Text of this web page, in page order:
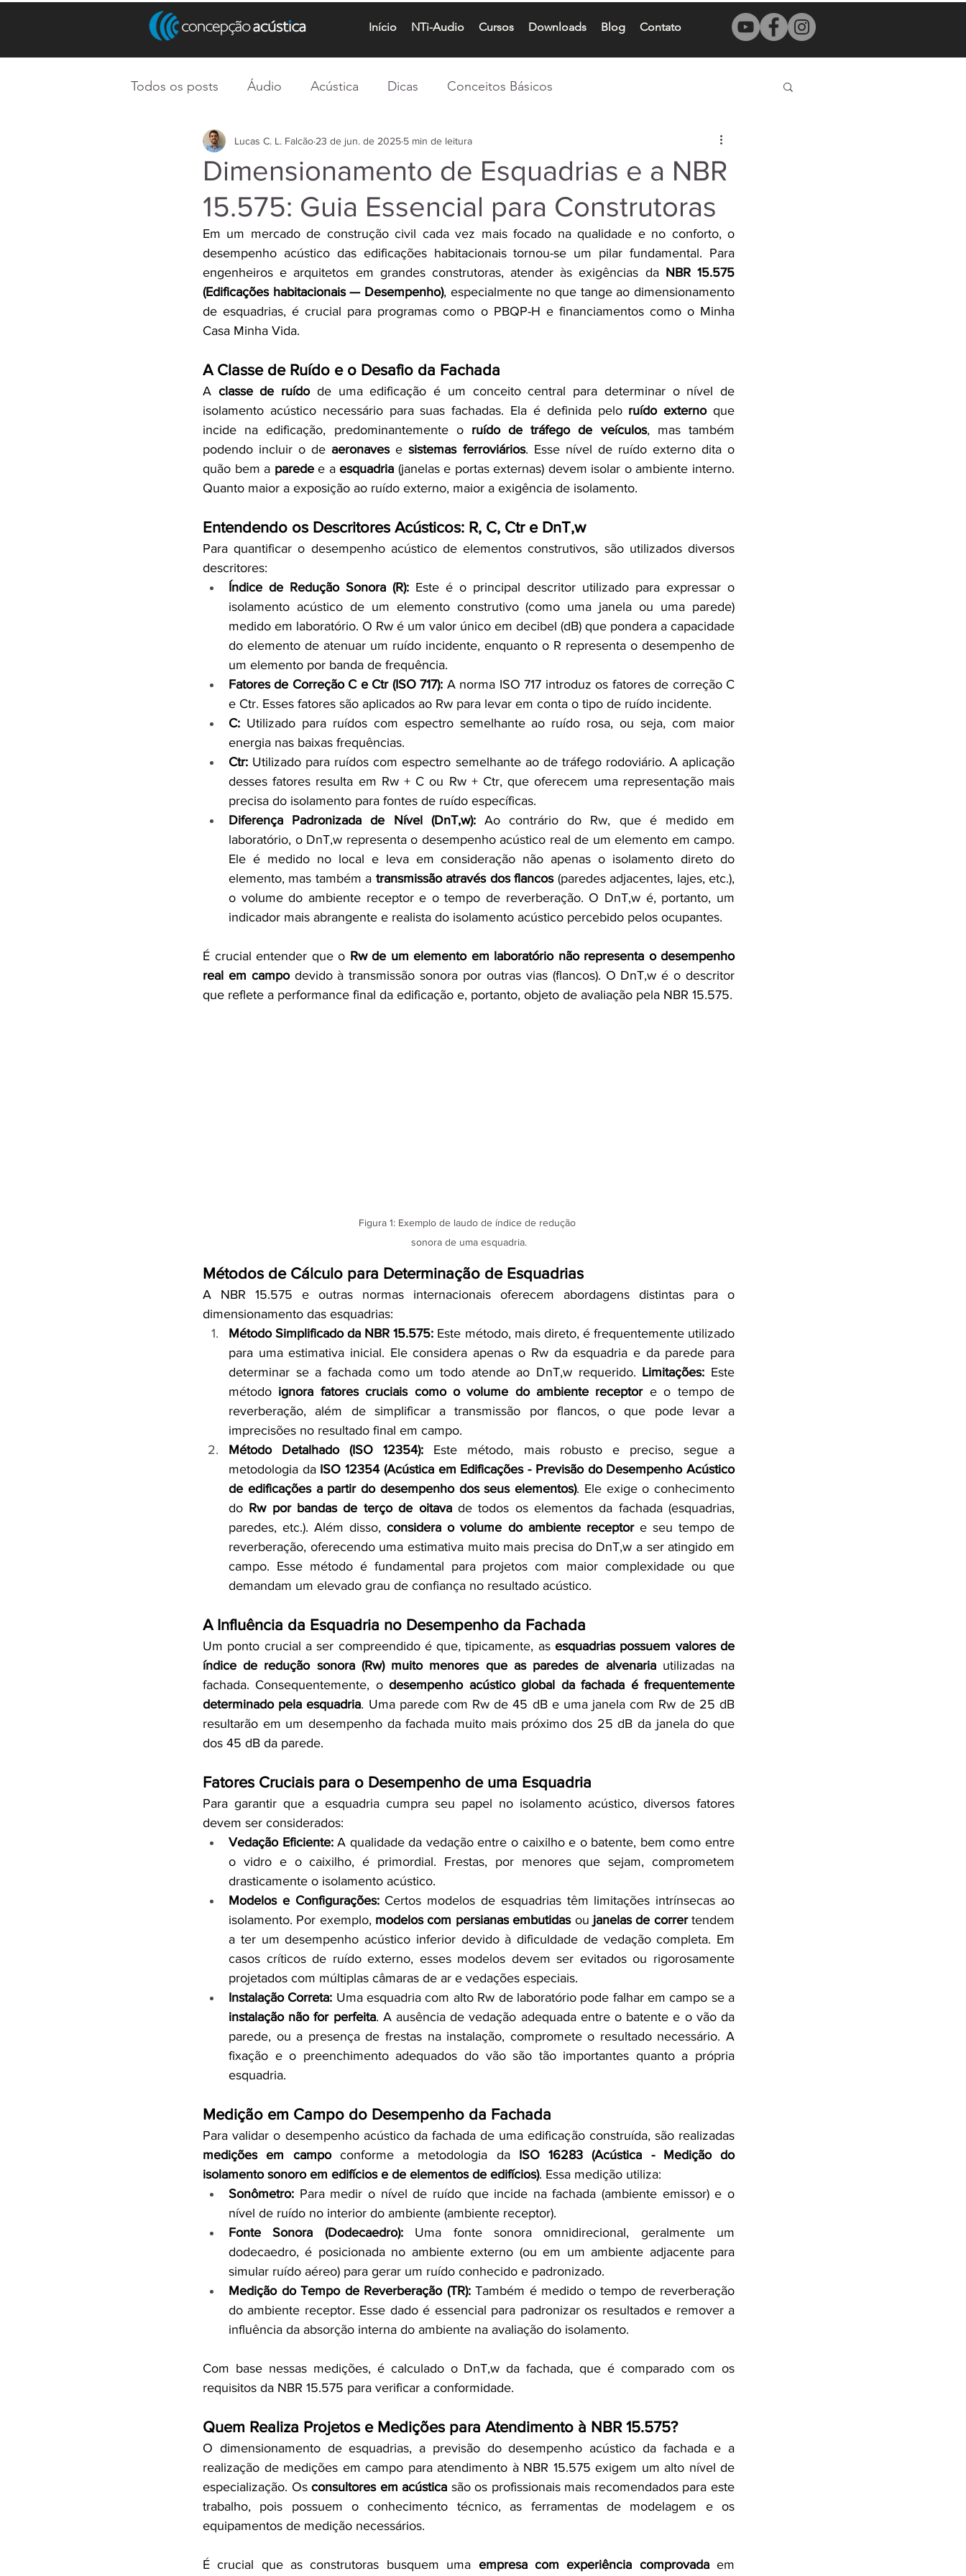
Início NTi-Audio Cursos Downloads Blog Contato
Todos os posts Áudio Acústica Dicas Conceitos Básicos
Dimensionamento de Esquadrias e a NBR
15.575: Guia Essencial para Construtoras
Lucas C. L. Falcão 23 de jun. de 2025 5 min de leitura
Em um mercado de construção civil cada vez mais focado na qualidade e no conforto, o
desempenho acústico das edificações habitacionais tornou-se um pilar fundamental. Para
engenheiros e arquitetos em grandes construtoras, atender às exigências da NBR 15.575
(Edificações habitacionais — Desempenho), especialmente no que tange ao dimensionamento
de esquadrias, é crucial para programas como o PBQP-H e financiamentos como o Minha
Casa Minha Vida.
A Classe de Ruído e o Desafio da Fachada
A classe de ruído de uma edificação é um conceito central para determinar o nível de
isolamento acústico necessário para suas fachadas. Ela é definida pelo ruído externo que
incide na edificação, predominantemente o ruído de tráfego de veículos, mas também
podendo incluir o de aeronaves e sistemas ferroviários. Esse nível de ruído externo dita o
quão bem a parede e a esquadria (janelas e portas externas) devem isolar o ambiente interno.
Quanto maior a exposição ao ruído externo, maior a exigência de isolamento.
Entendendo os Descritores Acústicos: R, C, Ctr e DnT,w
Para quantificar o desempenho acústico de elementos construtivos, são utilizados diversos
descritores:
Índice de Redução Sonora (R): Este é o principal descritor utilizado para expressar o
isolamento acústico de um elemento construtivo (como uma janela ou uma parede)
medido em laboratório. O Rw é um valor único em decibel (dB) que pondera a capacidade
do elemento de atenuar um ruído incidente, enquanto o R representa o desempenho de
um elemento por banda de frequência.
Fatores de Correção C e Ctr (ISO 717): A norma ISO 717 introduz os fatores de correção C
e Ctr. Esses fatores são aplicados ao Rw para levar em conta o tipo de ruído incidente.
C: Utilizado para ruídos com espectro semelhante ao ruído rosa, ou seja, com maior
energia nas baixas frequências.
Ctr: Utilizado para ruídos com espectro semelhante ao de tráfego rodoviário. A aplicação
desses fatores resulta em Rw + C ou Rw + Ctr, que oferecem uma representação mais
precisa do isolamento para fontes de ruído específicas.
Diferença Padronizada de Nível (DnT,w): Ao contrário do Rw, que é medido em
laboratório, o DnT,w representa o desempenho acústico real de um elemento em campo.
Ele é medido no local e leva em consideração não apenas o isolamento direto do
elemento, mas também a transmissão através dos flancos (paredes adjacentes, lajes, etc.),
o volume do ambiente receptor e o tempo de reverberação. O DnT,w é, portanto, um
indicador mais abrangente e realista do isolamento acústico percebido pelos ocupantes.
É crucial entender que o Rw de um elemento em laboratório não representa o desempenho
real em campo devido à transmissão sonora por outras vias (flancos). O DnT,w é o descritor
que reflete a performance final da edificação e, portanto, objeto de avaliação pela NBR 15.575.
Figura 1: Exemplo de laudo de índice de redução
sonora de uma esquadria.
Métodos de Cálculo para Determinação de Esquadrias
A NBR 15.575 e outras normas internacionais oferecem abordagens distintas para o
dimensionamento das esquadrias:
Método Simplificado da NBR 15.575: Este método, mais direto, é frequentemente utilizado
para uma estimativa inicial. Ele considera apenas o Rw da esquadria e da parede para
determinar se a fachada como um todo atende ao DnT,w requerido. Limitações: Este
método ignora fatores cruciais como o volume do ambiente receptor e o tempo de
reverberação, além de simplificar a transmissão por flancos, o que pode levar a
imprecisões no resultado final em campo.
Método Detalhado (ISO 12354): Este método, mais robusto e preciso, segue a
metodologia da ISO 12354 (Acústica em Edificações - Previsão do Desempenho Acústico
de edificações a partir do desempenho dos seus elementos). Ele exige o conhecimento
do Rw por bandas de terço de oitava de todos os elementos da fachada (esquadrias,
paredes, etc.). Além disso, considera o volume do ambiente receptor e seu tempo de
reverberação, oferecendo uma estimativa muito mais precisa do DnT,w a ser atingido em
campo. Esse método é fundamental para projetos com maior complexidade ou que
demandam um elevado grau de confiança no resultado acústico.
A Influência da Esquadria no Desempenho da Fachada
Um ponto crucial a ser compreendido é que, tipicamente, as esquadrias possuem valores de
índice de redução sonora (Rw) muito menores que as paredes de alvenaria utilizadas na
fachada. Consequentemente, o desempenho acústico global da fachada é frequentemente
determinado pela esquadria. Uma parede com Rw de 45 dB e uma janela com Rw de 25 dB
resultarão em um desempenho da fachada muito mais próximo dos 25 dB da janela do que
dos 45 dB da parede.
Fatores Cruciais para o Desempenho de uma Esquadria
Para garantir que a esquadria cumpra seu papel no isolamento acústico, diversos fatores
devem ser considerados:
Vedação Eficiente: A qualidade da vedação entre o caixilho e o batente, bem como entre
o vidro e o caixilho, é primordial. Frestas, por menores que sejam, comprometem
drasticamente o isolamento acústico.
Modelos e Configurações: Certos modelos de esquadrias têm limitações intrínsecas ao
isolamento. Por exemplo, modelos com persianas embutidas ou janelas de correr tendem
a ter um desempenho acústico inferior devido à dificuldade de vedação completa. Em
casos críticos de ruído externo, esses modelos devem ser evitados ou rigorosamente
projetados com múltiplas câmaras de ar e vedações especiais.
Instalação Correta:
instalação não for perfeita. A ausência de vedação adequada entre o batente e o vão da
parede, ou a presença de frestas na instalação, compromete o resultado necessário. A
fixação e o preenchimento adequados do vão são tão importantes quanto a própria
esquadria.
Medição em Campo do Desempenho da Fachada
medições em campo conforme a metodologia da ISO 16283 (Acústica - Medição do
isolamento sonoro em edifícios e de elementos de edifícios). Essa medição utiliza:
Sonômetro: Para medir o nível de ruído que incide na fachada (ambiente emissor) e o
nível de ruído no interior do ambiente (ambiente receptor).
Fonte Sonora (Dodecaedro): Uma fonte sonora omnidirecional, geralmente um
dodecaedro, é posicionada no ambiente externo (ou em um ambiente adjacente para
simular ruído aéreo) para gerar um ruído conhecido e padronizado.
Medição do Tempo de Reverberação (TR): Também é medido o tempo de reverberação
do ambiente receptor. Esse dado é essencial para padronizar os resultados e remover a
influência da absorção interna do ambiente na avaliação do isolamento.
Com base nessas medições, é calculado o DnT,w da fachada, que é comparado com os
requisitos da NBR 15.575 para verificar a conformidade.
Quem Realiza Projetos e Medições para Atendimento à NBR 15.575?
O dimensionamento de esquadrias, a previsão do desempenho acústico da fachada e a
realização de medições em campo para atendimento à NBR 15.575 exigem um alto nível de
especialização. Os consultores em acústica são os profissionais mais recomendados para este
trabalho, pois possuem o conhecimento técnico, as ferramentas de modelagem e os
equipamentos de medição necessários.
É crucial que as construtoras busquem uma empresa com experiência comprovada em